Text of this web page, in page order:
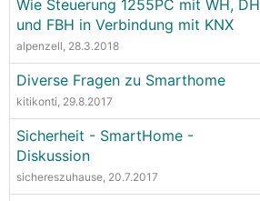
Wie Steuerung 1255PC mit WH, DH
und FBH in Verbindung mit KNX
alpenzell, 28.3.2018
Diverse Fragen zu Smarthome
kitikonti, 29.8.2017
Sicherheit - SmartHome -
Diskussion
sichereszuhause, 20.7.2017